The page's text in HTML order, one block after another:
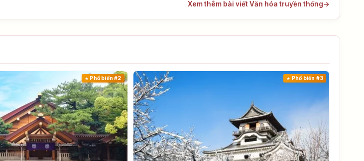
Xem thêm bài viết Văn hóa truyền thống→
Phổ biến #2 Phổ biến #3